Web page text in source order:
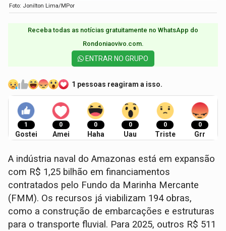
Foto: Jonilton Lima/MPor
Receba todas as notícias gratuitamente no WhatsApp do
Rondoniaovivo.com.​
ENTRAR NO GRUPO
1 pessoas reagiram a isso.
1
Gostei
0
Amei
0
Haha
0
Uau
0
Triste
0
Grr
A indústria naval do Amazonas está em expansão
com R$ 1,25 bilhão em financiamentos
contratados pelo Fundo da Marinha Mercante
(FMM). Os recursos já viabilizam 194 obras,
como a construção de embarcações e estruturas
para o transporte fluvial. Para 2025, outros R$ 511